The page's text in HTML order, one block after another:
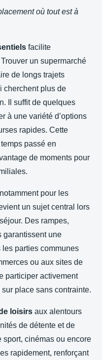
où tout est à
facilite
un supermarché
de longs trajets
cherchent plus de
Il suffit de quelques
à une variété d’options
rapides. Cette
passé en
de moments pour
pour les
un sujet central lors
Des rampes,
garantissent une
parties communes
ou aux sites de
participer activement
place sans contrainte.
loisirs aux alentours
de détente et de
cinémas ou encore
rapidement, renforçant